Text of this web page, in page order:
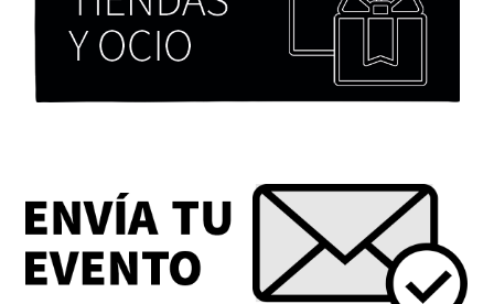
Eva Valero Juan: "Una mirada que construía un
universo donde lo único verdaderamente
importante eran los amigos y la literatura"
Martín Carrasco